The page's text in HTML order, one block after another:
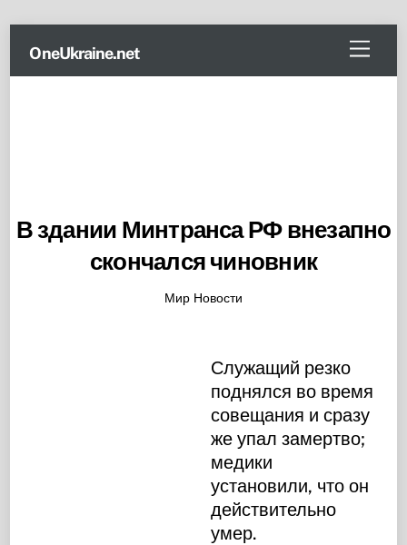
content
Menu
OneUkraine.net
В здании Минтранса РФ внезапно
скончался чиновник
Мир Новости
Служащий резко
поднялся во время
совещания и сразу
же упал замертво;
медики
установили, что он
действительно
умер.